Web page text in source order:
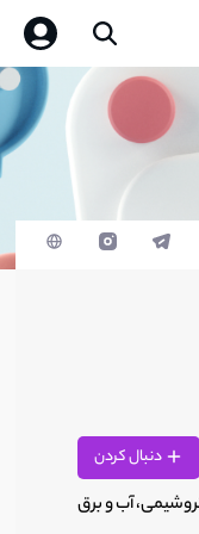
دنبال کردن
آب و برق